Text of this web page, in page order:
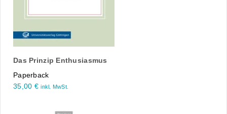
Das Prinzip Enthusiasmus
Paperback
35,00 € inkl. MwSt.